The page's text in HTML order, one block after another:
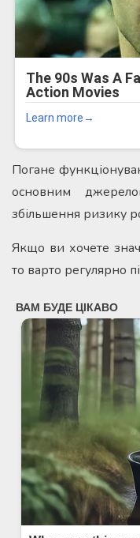
Погане
основним
збільшення ризику
Якщо ви хочете
то варто регулярно